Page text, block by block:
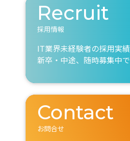
Recruit
採用情報
IT業界未経験者の採用実績
新卒・中途、随時募集中で
Contact
お問合せ